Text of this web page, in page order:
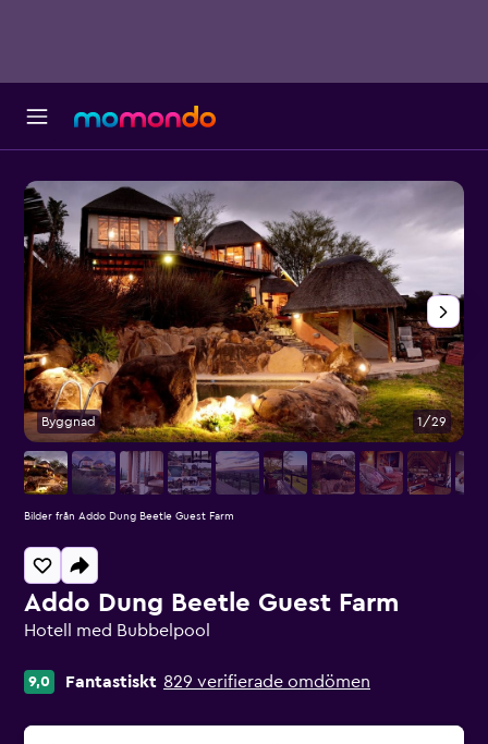
Addo Dung Beetle Guest Farm
Hotell med Bubbelpool
9,0 Fantastiskt 829 verifierade omdömen
Byggnad 1/29
Bilder från Addo Dung Beetle Guest Farm